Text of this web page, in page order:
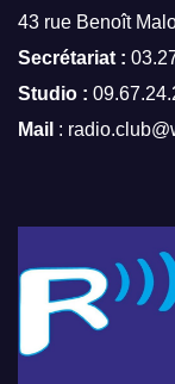
43 rue Benoît
Secrétariat :
Studio :
Mail :